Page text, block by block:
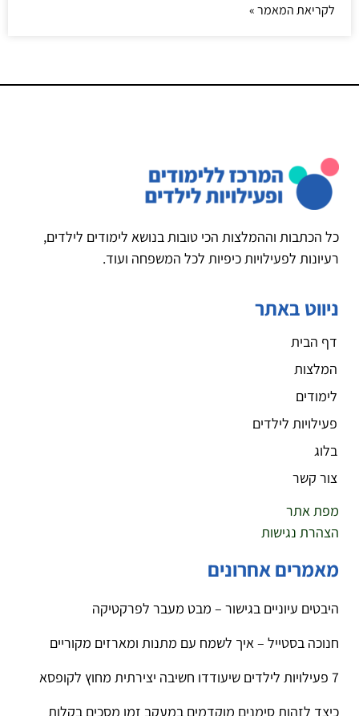
לקריאת המאמר »
כל הכתבות וההמלצות הכי טובות בנושא לימודים לילדים,
רעיונות לפעילויות כיפיות לכל המשפחה ועוד.
ניווט באתר
דף הבית
המלצות
לימודים
פעילויות לילדים
בלוג
צור קשר
מפת אתר
הצהרת נגישות
מאמרים אחרונים
היבטים עיוניים בגישור – מבט מעבר לפרקטיקה
חנוכה בסטייל – איך לשמח עם מתנות ומארזים מקוריים
7 פעילויות לילדים שיעודדו חשיבה יצירתית מחוץ לקופסא
כיצד לזהות סימנים מוקדמים במעקב זמן מסכים בקלות